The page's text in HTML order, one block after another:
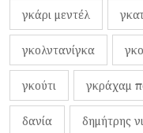
γκάρι μεντέλ
γκολντανίγκα
γκούτι γκράχαμ
δανία δημήτρης